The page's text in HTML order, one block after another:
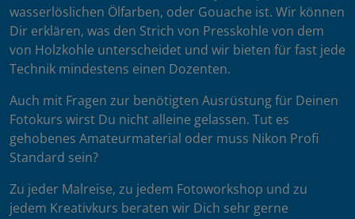
wasserlöslichen Ölfarben, oder Gouache ist. Wir können
Dir erklären, was den Strich von Presskohle von dem
von Holzkohle unterscheidet und wir bieten für fast jede
Technik mindestens einen Dozenten.
Auch mit Fragen zur benötigten Ausrüstung für Deinen
Fotokurs wirst Du nicht alleine gelassen. Tut es
gehobenes Amateurmaterial oder muss Nikon Profi
Standard sein?
Zu jeder Malreise, zu jedem Fotoworkshop und zu
jedem Kreativkurs beraten wir Dich sehr gerne